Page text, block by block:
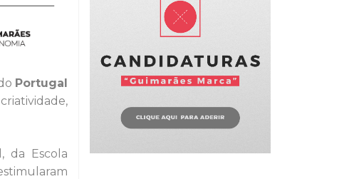
Portugal
da Escola